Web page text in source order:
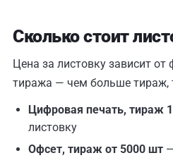
Сколько стоит
Цена за листовку зависит
тиража — чем больше тираж,
Цифровая печать, тираж
листовку
Офсет, тираж от 5000 шт